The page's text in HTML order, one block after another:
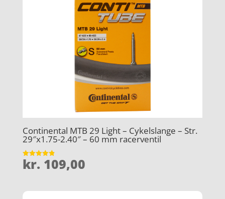
Continental MTB 29 Light – Cykelslange – Str.
29″x1.75-2.40″ – 60 mm racerventil
Vurderet
4.9
kr. 109,00